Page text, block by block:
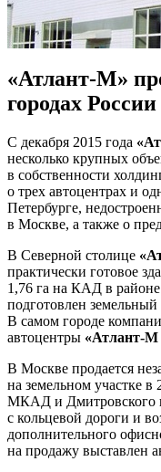
«Атлант-М»
городах России
С декабря 2015 года
несколько крупных
в собственности
о трех автоцентрах и
Петербурге,
в Москве, а также о
В Северной столице
практически готовое
1,76 га на КАД в
подготовлен земельный
В самом городе
автоцентры «Атлант-М
В Москве продается
на земельном участке в
МКАД и Дмитровского
с кольцевой дороги и
дополнительного
на продажу выставлен